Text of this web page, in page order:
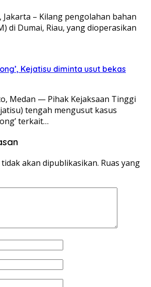
Jakarta – Kilang pengolahan bahan
di Dumai, Riau, yang dioperasikan
Kejatisu diminta usut bekas
Medan — Pihak Kejaksaan Tinggi
tengah mengusut kasus
terkait…
akan dipublikasikan. Ruas yang